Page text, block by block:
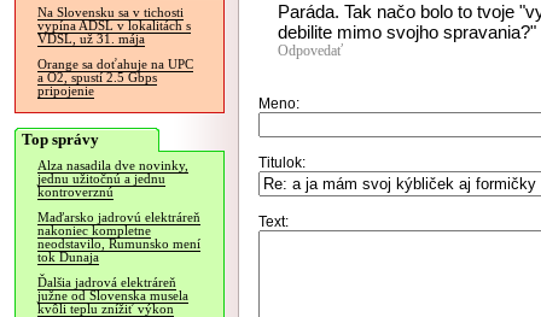
Na Slovensku sa v tichosti
vypína ADSL v lokalitách s
VDSL, už 31. mája
Orange sa doťahuje na UPC
a O2, spustí 2.5 Gbps
pripojenie
Top správy
Alza nasadila dve novinky,
jednu užitočnú a jednu
kontroverznú
Maďarsko jadrovú elektráreň
nakoniec kompletne
neodstavilo, Rumunsko mení
tok Dunaja
Ďalšia jadrová elektráreň
južne od Slovenska musela
kvôli teplu znížiť výkon
Paráda. Tak načo bolo to tvoje
debilite mimo svojho
Odpovedať
Meno:
Titulok:
Text: